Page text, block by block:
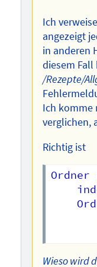
Ich
angezeigt
in anderen
diesem
/Rezepte/
Ich komme
verglichen,
Richtig ist
Ordner
	Ordner Allgemeines
Wieso wird